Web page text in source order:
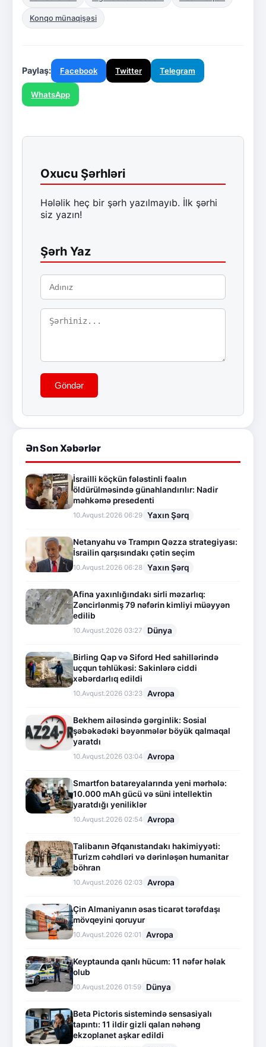
Konqo münaqişəsi
Paylaş: Facebook Twitter Telegram
WhatsApp
Oxucu Şərhləri
Hələlik heç bir şərh yazılmayıb. İlk şərhi
siz yazın!
Şərh Yaz
Göndər
Ən Son Xəbərlər
İsrailli köçkün fələstinli fəalın
öldürülməsində günahlandırılır: Nadir
məhkəmə presedenti
10.Avqust.2026 06:29 Yaxın Şərq
Netanyahu və Trampın Qəzza strategiyası:
İsrailin qarşısındakı çətin seçim
10.Avqust.2026 06:28 Yaxın Şərq
Afina yaxınlığındakı sirli məzarlıq:
Zəncirlənmiş 79 nəfərin kimliyi müəyyən
edilib
10.Avqust.2026 03:27 Dünya
Birling Qap və Siford Hed sahillərində
uçqun təhlükəsi: Sakinlərə ciddi
xəbərdarlıq edildi
10.Avqust.2026 03:23 Avropa
Bekhem ailəsində gərginlik: Sosial
şəbəkədəki bəyənmələr böyük qalmaqal
yaratdı
10.Avqust.2026 03:04 Avropa
Smartfon batareyalarında yeni mərhələ:
10.000 mAh gücü və süni intellektin
yaratdığı yeniliklər
10.Avqust.2026 02:54 Avropa
Talibanın Əfqanıstandakı hakimiyyəti:
Turizm cəhdləri və dərinləşən humanitar
böhran
10.Avqust.2026 02:03 Avropa
Çin Almaniyanın əsas ticarət tərəfdaşı
mövqeyini qoruyur
10.Avqust.2026 02:01 Avropa
Keyptaunda qanlı hücum: 11 nəfər həlak
olub
10.Avqust.2026 01:59 Dünya
Beta Pictoris sistemində sensasiyalı
tapıntı: 11 ildir gizli qalan nəhəng
ekzoplanet aşkar edildi